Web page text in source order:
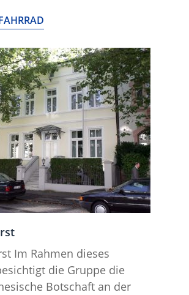
Im Rahmen dieses
die Gruppe die
Botschaft an der